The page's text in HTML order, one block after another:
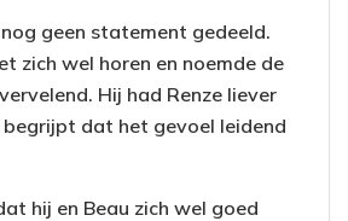
geen statement gedeeld.
zich wel horen en noemde de
Hij had Renze liever
begrijpt dat het gevoel leidend
hij en Beau zich wel goed